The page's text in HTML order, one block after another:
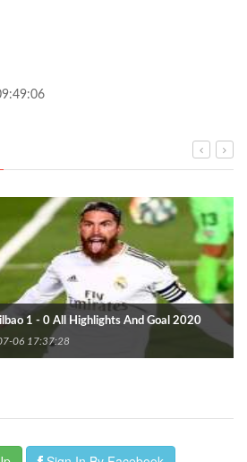
1 - 0 All Highlights And Goal 2020
06 17:37:28